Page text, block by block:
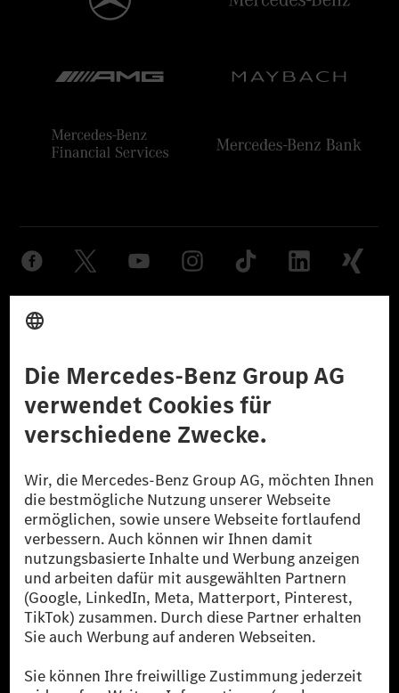
© 2026 Mercedes-Benz Group AG. Alle Rechte vorbehalten.
reduzierte CO₂-Emissionen bei der Mercedes-Benz Group durch
zertifizierte Ausgleichsprojekte kompensiert werden.
[2] Renewable Charging ist ein integraler Bestandteil von MB.CHARGE
Public in Europa, den USA, Kanada und China. Sofern an der jeweiligen
Ladestation noch kein Strom aus erneuerbaren Energien vorliegt,
verwendet Renewable Charging Grünstromzertifikate*. Diese stellen
sicher, dass für Ladevorgänge über MB.CHARGE Public eine äquivalente
Strommenge aus erneuerbaren Energien ins Stromnetz eingespeist wird.
Sie stammen ausschließlich aus Wind- und Solarkraftanlagen, die jünger
als sechs Jahre sind.
* Inkl. EKOenergy Ökolabel
* Die angegebenen Werte wurden nach dem vorgeschriebenen
Messverfahren WLTP (Worldwide harmonised Light vehicles Test